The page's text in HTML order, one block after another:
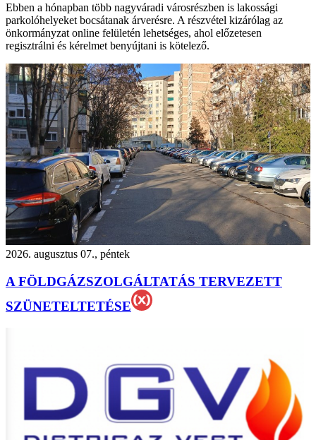
Ebben a hónapban több nagyváradi városrészben is lakossági
parkolóhelyeket bocsátanak árverésre. A részvétel kizárólag az
önkormányzat online felületén lehetséges, ahol előzetesen
regisztrálni és kérelmet benyújtani is kötelező.
2026. augusztus 07., péntek
A FÖLDGÁZSZOLGÁLTATÁS TERVEZETT
SZÜNETELTETÉSE